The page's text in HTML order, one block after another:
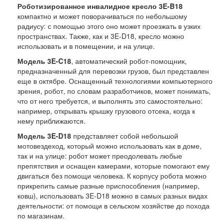
Роботизированное инвалидное кресло 3E-B18
компактно и может поворачиваться по небольшому
радиусу: с помощью этого оно может проезжать в узких
пространствах. Также, как и 3E-D18, кресло можно
использовать и в помещении, и на улице.
Модель 3E-C18, автоматический робот-помощник,
предназначенный для перевозки грузов, был представлен
еще в октябре. Оснащенный технологиями компьютерного
зрения, робот, по словам разработчиков, может понимать,
что от него требуется, и выполнять это самостоятельно:
например, открывать крышку грузового отсека, когда к
нему приближаются.
Модель 3E-D18 представляет собой небольшой
мотовездеход, который можно использовать как в доме,
так и на улице: робот может преодолевать любые
препятствия и оснащен камерами, которые помогают ему
двигаться без помощи человека. К корпусу робота можно
прикрепить самые разные приспособления (например,
ковш), использовать 3E-D18 можно в самых разных видах
деятельности: от помощи в сельском хозяйстве до похода
по магазинам.